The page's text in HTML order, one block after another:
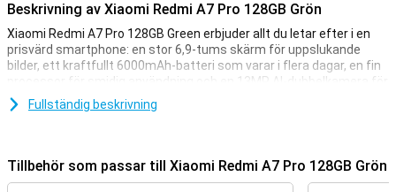
Beskrivning av Xiaomi Redmi A7 Pro 128GB Grön
Xiaomi Redmi A7 Pro 128GB Green erbjuder allt du letar efter i en
prisvärd smartphone: en stor 6,9-tums skärm för uppslukande
bilder, ett kraftfullt 6000mAh-batteri som varar i flera dagar, en fin
processor för smidig användning och en 13MP AI-dubbelkamera för
skarpa foton. Du får också Xiaomi HyperOS 3, smarta funktioner
med Google Gemini och praktiska extrafunktioner som en
Stor skärm
Fullständig beskrivning
Tillbehör som passar till Xiaomi Redmi A7 Pro 128GB Grön